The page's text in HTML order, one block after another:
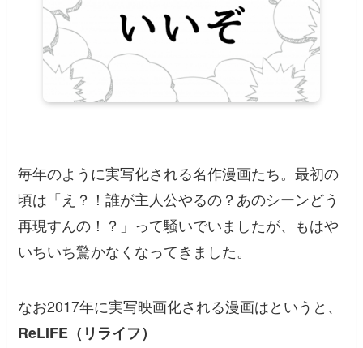
毎年のように実写化される名作漫画たち。最初の
頃は「え？！誰が主人公やるの？あのシーンどう
再現すんの！？」って騒いでいましたが、もはや
いちいち驚かなくなってきました。
なお2017年に実写映画化される漫画はというと、
ReLIFE（リライフ）